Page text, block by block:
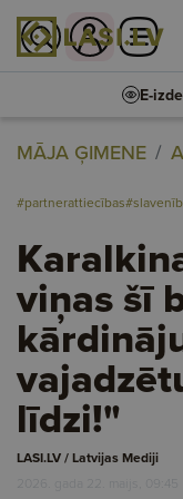
E-
MĀJA ĢIMENE
#partnerattiecības
viņas šī
līdzi!"
LASI.LV / Latvijas Mediji
2026. gada 22. maijs, 09:45